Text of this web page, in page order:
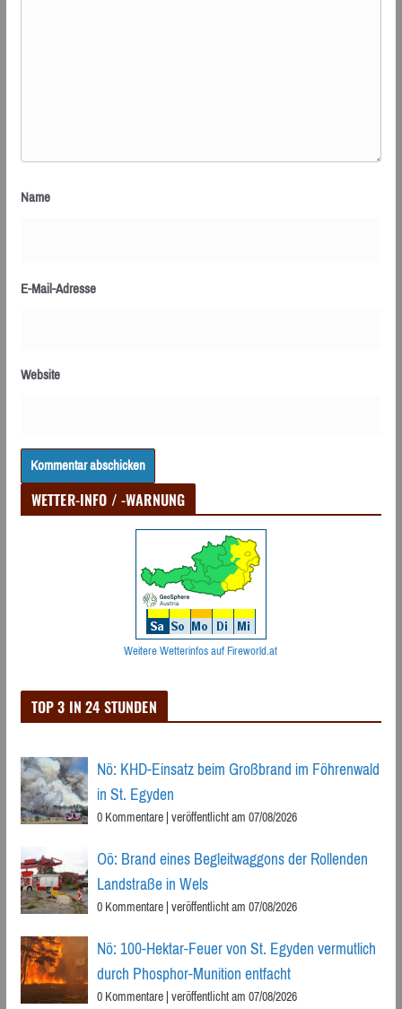
Name
E-Mail-Adresse
Website
WETTER-INFO / -WARNUNG
Weitere Wetterinfos auf Fireworld.at
TOP 3 IN 24 STUNDEN
Nö: KHD-Einsatz beim Großbrand im Föhrenwald
in St. Egyden
0 Kommentare|veröffentlicht am 07/08/2026
Oö: Brand eines Begleitwaggons der Rollenden
Landstraße in Wels
0 Kommentare|veröffentlicht am 07/08/2026
Nö: 100-Hektar-Feuer von St. Egyden vermutlich
durch Phosphor-Munition entfacht
0 Kommentare|veröffentlicht am 07/08/2026